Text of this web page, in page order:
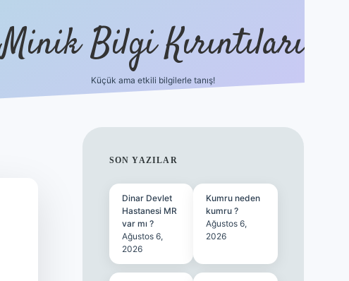
Minik Bilgi Kırıntıları
Küçük ama etkili bilgilerle tanış!
SIDEBAR
SON YAZILAR
Dinar Devlet
Hastanesi MR
var mı ?
Ağustos 6,
2026
Kumru neden
kumru ?
Ağustos 6,
2026
ilbet